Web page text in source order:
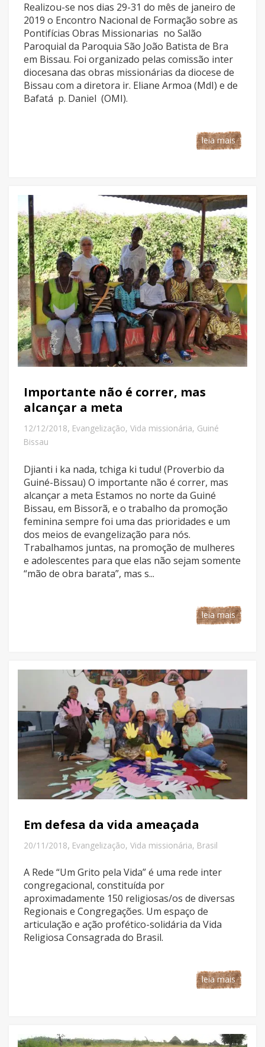
Realizou-se nos dias 29-31 do mês de janeiro de
2019 o Encontro Nacional de Formação sobre as
Pontifícias Obras Missionarias no Salão
Paroquial da Paroquia São João Batista de Bra
em Bissau. Foi organizado pelas comissão inter
diocesana das obras missionárias da diocese de
Bissau com a diretora ir. Eliane Armoa (MdI) e de
Bafatá p. Daniel (OMI).
leia mais
Importante não é correr, mas
alcançar a meta
12/12/2018, Evangelização, Vida missionária, Guiné
Bissau
Djianti i ka nada, tchiga ki tudu! (Proverbio da
Guiné-Bissau) O importante não é correr, mas
alcançar a meta Estamos no norte da Guiné
Bissau, em Bissorã, e o trabalho da promoção
feminina sempre foi uma das prioridades e um
dos meios de evangelização para nós.
Trabalhamos juntas, na promoção de mulheres
e adolescentes para que elas não sejam somente
“mão de obra barata”, mas s...
leia mais
Em defesa da vida ameaçada
20/11/2018, Evangelização, Vida missionária, Brasil
A Rede “Um Grito pela Vida” é uma rede inter
congregacional, constituída por
aproximadamente 150 religiosas/os de diversas
Regionais e Congregações. Um espaço de
articulação e ação profético-solidária da Vida
Religiosa Consagrada do Brasil.
leia mais